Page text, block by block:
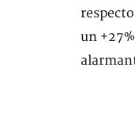
un